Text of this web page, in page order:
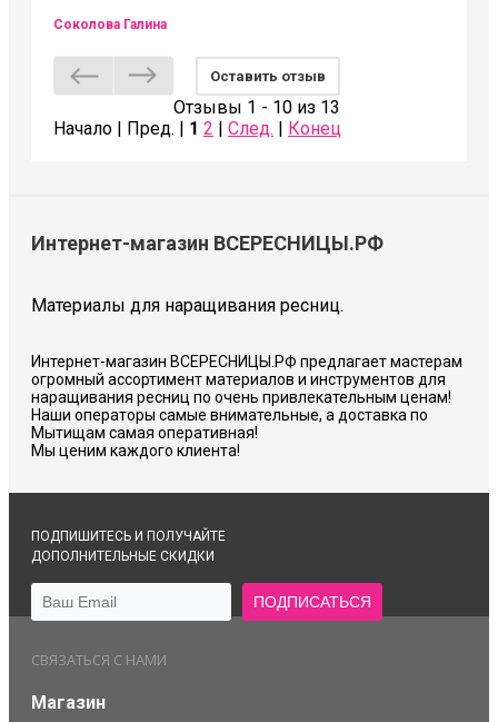
Соколова Галина
Оставить отзыв
Отзывы 1 - 10 из 13
Начало | Пред. | 1 2 След. Конец
Интернет-магазин ВСЕРЕСНИЦЫ.РФ
Материалы для наращивания ресниц.
Интернет-магазин ВСЕРЕСНИЦЫ.РФ предлагает мастерам
огромный ассортимент материалов и инструментов для
наращивания ресниц по очень привлекательным ценам!
Наши операторы самые внимательные, а доставка по
Мытищам самая оперативная!
Мы ценим каждого клиента!
ПОДПИШИТЕСЬ И ПОЛУЧАЙТЕ
ДОПОЛНИТЕЛЬНЫЕ СКИДКИ
СВЯЗАТЬСЯ С НАМИ
Магазин